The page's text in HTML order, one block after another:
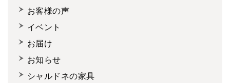
お客様の声
イベント
お届け
お知らせ
シャルドネの家具